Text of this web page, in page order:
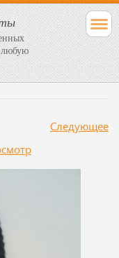
любую
Следующее